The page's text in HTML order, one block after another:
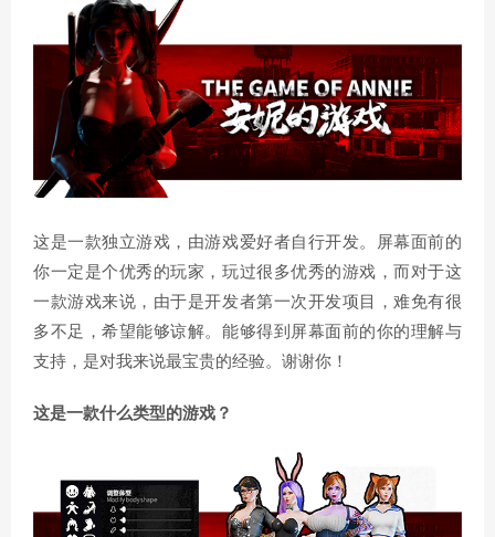
这是一款独立游戏，由游戏爱好者自行开发。屏幕面前的
你一定是个优秀的玩家，玩过很多优秀的游戏，而对于这
一款游戏来说，由于是开发者第一次开发项目，难免有很
多不足，希望能够谅解。能够得到屏幕面前的你的理解与
支持，是对我来说最宝贵的经验。谢谢你！
这是一款什么类型的游戏？